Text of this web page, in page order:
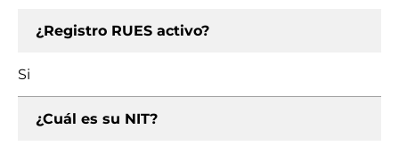
¿Registro RUES activo?
Si
¿Cuál es su NIT?